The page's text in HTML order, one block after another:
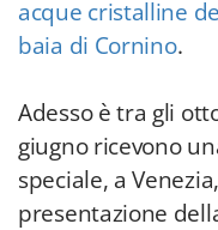
acque cristalline
baia di Cornino.
Adesso è tra gli
giugno ricevono
speciale, a
presentazione